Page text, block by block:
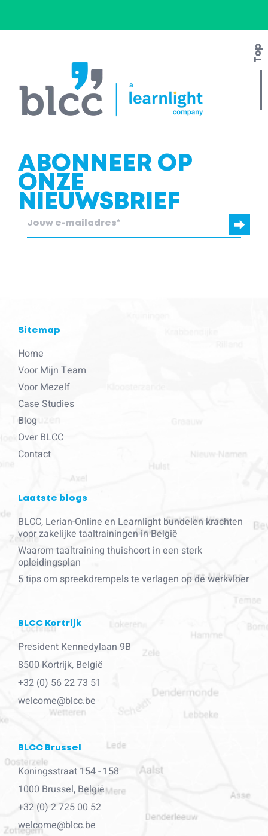
Top
ABONNEER OP
ONZE
NIEUWSBRIEF
Sitemap
Home
Voor Mijn Team
Voor Mezelf
Case Studies
Blog
Over BLCC
Contact
Laatste blogs
BLCC, Lerian-Online en Learnlight bundelen krachten
voor zakelijke taaltrainingen in België
Waarom taaltraining thuishoort in een sterk
opleidingsplan
5 tips om spreekdrempels te verlagen op de werkvloer
BLCC Kortrijk
President Kennedylaan 9B
8500 Kortrijk, België
+32 (0) 56 22 73 51
welcome@blcc.be
BLCC Brussel
Koningsstraat 154 - 158
1000 Brussel, België
+32 (0) 2 725 00 52
welcome@blcc.be